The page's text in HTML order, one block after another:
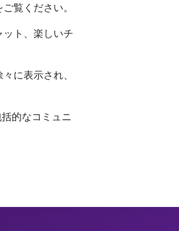
覧ください。
ト、楽しいチ
に表示され、
的なコミュニ